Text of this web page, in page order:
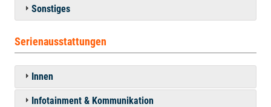
Sonstiges
Serienausstattungen
Innen
Infotainment & Kommunikation